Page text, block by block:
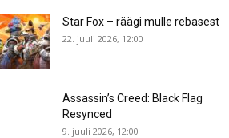
Star Fox – räägi mulle rebasest
22. juuli 2026, 12:00
Assassin’s Creed: Black Flag
Resynced
9. juuli 2026, 12:00